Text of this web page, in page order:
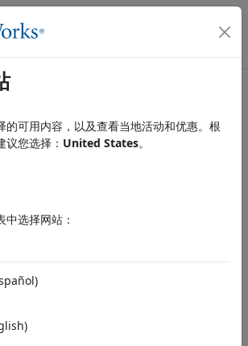
单切换
的文本
的可用内容，以及查看当地活动和优惠。根
您选择： United States。
选择网站：